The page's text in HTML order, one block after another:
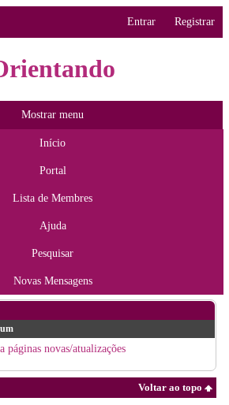
Entrar Registrar
Mostrar menu
Início
Portal
Lista de Membres
Ajuda
Pesquisar
Novas Mensagens
páginas novas/atualizações
Voltar ao topo